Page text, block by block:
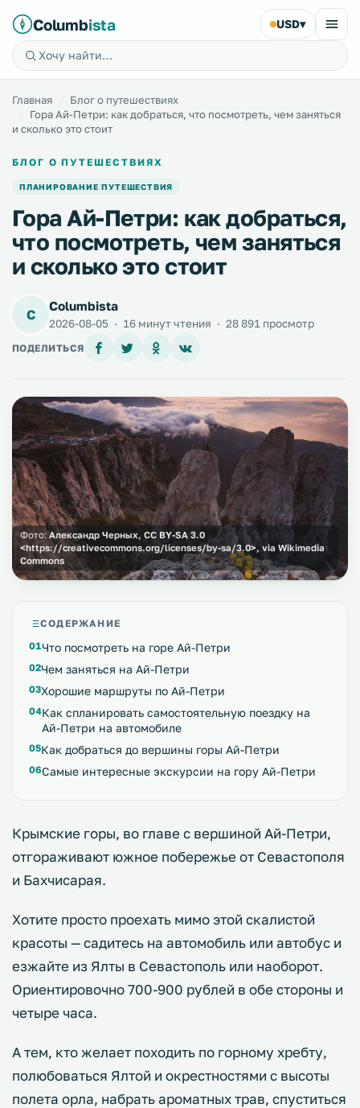
Columbista USD▾
Главная
Блог о путешествиях
Гора Ай-Петри: как добраться, что посмотреть, чем заняться
и сколько это стоит
БЛОГ О ПУТЕШЕСТВИЯХ
ПЛАНИРОВАНИЕ ПУТЕШЕСТВИЯ
Гора Ай-Петри: как добраться,
что посмотреть, чем заняться
и сколько это стоит
C
Columbista
2026-08-05 · 16 минут чтения · 28 891 просмотр
ПОДЕЛИТЬСЯ
Фото: Александр Черных, CC BY-SA 3.0
<https://creativecommons.org/licenses/by-sa/3.0>, via Wikimedia
Commons
СОДЕРЖАНИЕ
Что посмотреть на горе Ай-Петри
Чем заняться на Ай-Петри
Хорошие маршруты по Ай-Петри
Как спланировать самостоятельную поездку на
Ай-Петри на автомобиле
Как добраться до вершины горы Ай-Петри
Самые интересные экскурсии на гору Ай-Петри
Крымские горы, во главе с вершиной Ай-Петри,
отгораживают южное побережье от Севастополя
и Бахчисарая.
Хотите просто проехать мимо этой скалистой
красоты — садитесь на автомобиль или автобус и
езжайте из Ялты в Севастополь или наоборот.
Ориентировочно 700-900 рублей в обе стороны и
четыре часа.
А тем, кто желает походить по горному хребту,
полюбоваться Ялтой и окрестностями с высоты
полета орла, набрать ароматных трав, спуститься